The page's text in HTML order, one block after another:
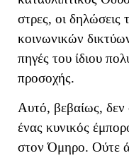
στρες, οι
κοινωνικών
πηγές του ίδιου
προσοχής.
Αυτό, βεβαίως, δεν
ένας κυνικός
στον Όμηρο. Ούτε